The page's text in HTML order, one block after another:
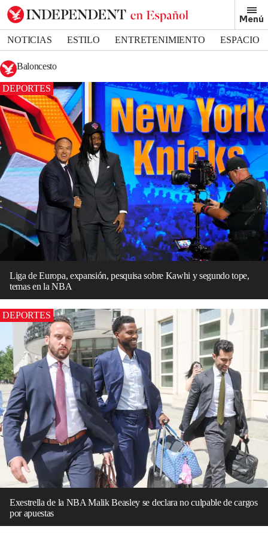
Menú
NOTICIAS ESTILO ENTRETENIMIENTO
ESPACIO
DEPORTES
Baloncesto
DEPORTES
Liga de Europa, expansión, pesquisa sobre Kawhi y segundo tope,
temas en la NBA
DEPORTES
Exestrella de la NBA Malik Beasley se declara no culpable de cargos
por apuestas